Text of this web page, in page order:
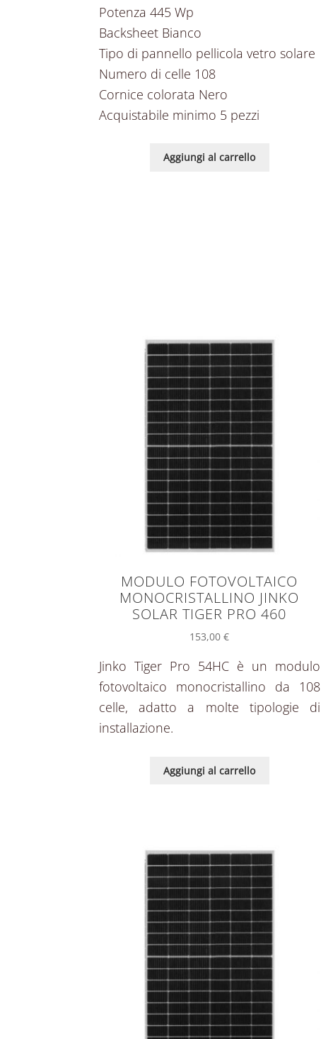
Potenza 445 Wp
Backsheet Bianco
Tipo di pannello pellicola vetro solare
Numero di celle 108
Cornice colorata Nero
Acquistabile minimo 5 pezzi
Aggiungi al carrello
MODULO FOTOVOLTAICO
MONOCRISTALLINO JINKO
SOLAR TIGER PRO 460
153,00€
Jinko Tiger Pro 54HC è un modulo
fotovoltaico monocristallino da 108
celle, adatto a molte tipologie di
installazione.
Aggiungi al carrello